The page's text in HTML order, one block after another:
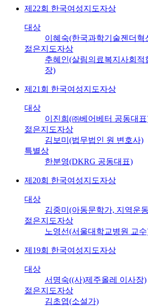
제22회 한국여성지도자상
대상
이혜숙(한국과학기술젠더혁
젊은지도자상
추혜인(살림의료복지사회적
장)
제21회 한국여성지도자상
대상
이진희(㈜베어베터 공동대
젊은지도자상
김보미(법무법인 원 변호사)
특별상
한분영(DKRG 공동대표)
제20회 한국여성지도자상
대상
김중미(아동문학가, 지역운
젊은지도자상
노영선(서울대학교병원 교
제19회 한국여성지도자상
대상
서명숙((사)제주올레 이사장)
젊은지도자상
김초엽(소설가)